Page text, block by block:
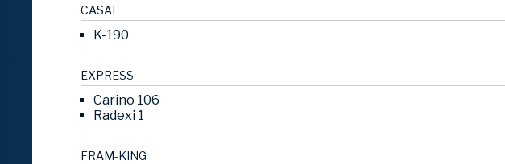
CASAL
K-190
EXPRESS
Carino 106
Radexi 1
FRAM-KING